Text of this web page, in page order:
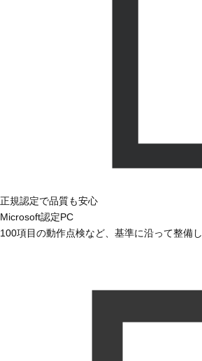
正規認定で品質も安心
Microsoft認定PC
100項目の動作点検など、基準に沿って整備